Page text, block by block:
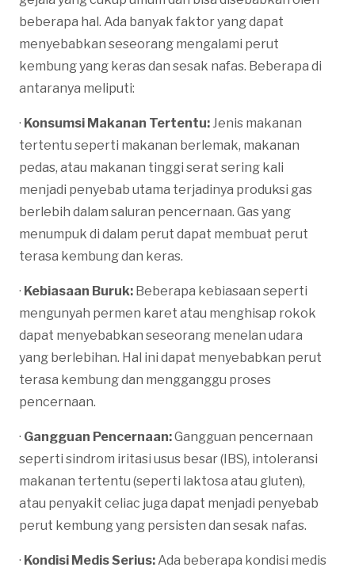
beberapa hal. Ada banyak faktor yang dapat
menyebabkan seseorang mengalami perut
kembung yang keras dan sesak nafas. Beberapa di
antaranya meliputi:
· Konsumsi Makanan Tertentu:Jenis makanan
tertentu seperti makanan berlemak, makanan
pedas, atau makanan tinggi serat sering kali
menjadi penyebab utama terjadinya produksi gas
berlebih dalam saluran pencernaan. Gas yang
menumpuk di dalam perut dapat membuat perut
terasa kembung dan keras.
· Kebiasaan Buruk: Beberapa kebiasaan seperti
mengunyah permen karet atau menghisap rokok
dapat menyebabkan seseorang menelan udara
yang berlebihan. Hal ini dapat menyebabkan perut
terasa kembung dan mengganggu proses
pencernaan.
· Gangguan Pencernaan:Gangguan pencernaan
seperti sindrom iritasi usus besar (IBS), intoleransi
makanan tertentu (seperti laktosa atau gluten),
atau penyakit celiac juga dapat menjadi penyebab
perut kembung yang persisten dan sesak nafas.
· Kondisi Medis Serius:Ada beberapa kondisi medis